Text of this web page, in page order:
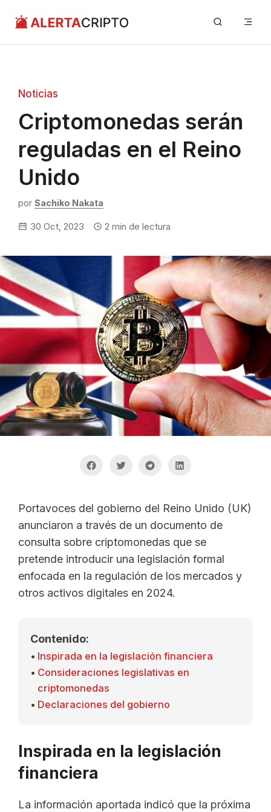
contenido
Noticias
Criptomonedas serán
reguladas en el Reino
Unido
por Sachiko Nakata
30 Oct, 2023 2 min de lectura
Portavoces del gobierno del Reino Unido (UK)
anunciaron a través de un documento de
consulta sobre criptomonedas que se
pretende introducir una legislación formal
enfocada en la regulación de los mercados y
otros activos digitales en 2024.
Contenido:
Inspirada en la legislación financiera
Consideraciones legislativas en
criptomonedas
Declaraciones del gobierno
Inspirada en la legislación
financiera
La información aportada indicó que la próxima